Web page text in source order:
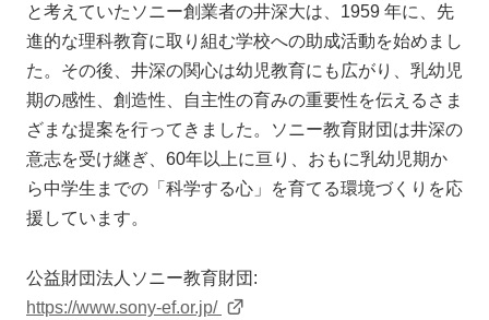
と考えていたソニー創業者の井深大は、1959 年に、先
進的な理科教育に取り組む学校への助成活動を始めまし
た。その後、井深の関心は幼児教育にも広がり、乳幼児
期の感性、創造性、自主性の育みの重要性を伝えるさま
ざまな提案を行ってきました。ソニー教育財団は井深の
意志を受け継ぎ、60年以上に亘り、おもに乳幼児期か
ら中学生までの「科学する心」を育てる環境づくりを応
援しています。
公益財団法人ソニー教育財団:
https://www.sony-ef.or.jp/